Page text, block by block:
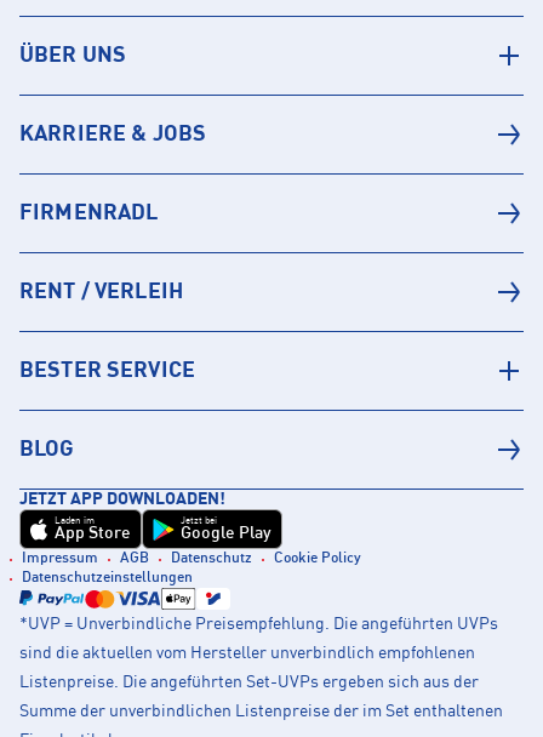
ÜBER UNS
KARRIERE & JOBS
FIRMENRADL
RENT / VERLEIH
BESTER SERVICE
BLOG
JETZT APP DOWNLOADEN!
Laden im
App Store
Jetzt bei
Google Play
Impressum AGB Datenschutz
Cookie Policy
Datenschutzeinstellungen
*UVP = Unverbindliche Preisempfehlung. Die angeführten UVPs
sind die aktuellen vom Hersteller unverbindlich empfohlenen
Listenpreise. Die angeführten Set-UVPs ergeben sich aus der
Summe der unverbindlichen Listenpreise der im Set enthaltenen